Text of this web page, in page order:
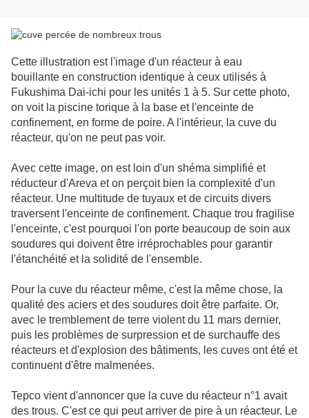
Cette illustration est l'image d'un réacteur à eau
bouillante en construction identique à ceux utilisés à
Fukushima Dai-ichi pour les unités 1 à 5. Sur cette photo,
on voit la piscine torique à la base et l'enceinte de
confinement, en forme de poire. A l'intérieur, la cuve du
réacteur, qu'on ne peut pas voir.
Avec cette image, on est loin d'un shéma simplifié et
réducteur d'Areva et on perçoit bien la complexité d'un
réacteur. Une multitude de tuyaux et de circuits divers
traversent l'enceinte de confinement. Chaque trou fragilise
l'enceinte, c'est pourquoi l'on porte beaucoup de soin aux
soudures qui doivent être irréprochables pour garantir
l'étanchéité et la solidité de l'ensemble.
Pour la cuve du réacteur même, c'est la même chose, la
qualité des aciers et des soudures doit être parfaite. Or,
avec le tremblement de terre violent du 11 mars dernier,
puis les problèmes de surpression et de surchauffe des
réacteurs et d'explosion des bâtiments, les cuves ont été et
continuent d'être malmenées.
Tepco vient d'annoncer que la cuve du réacteur n°1 avait
des trous. C'est ce qui peut arriver de pire à un réacteur. Le